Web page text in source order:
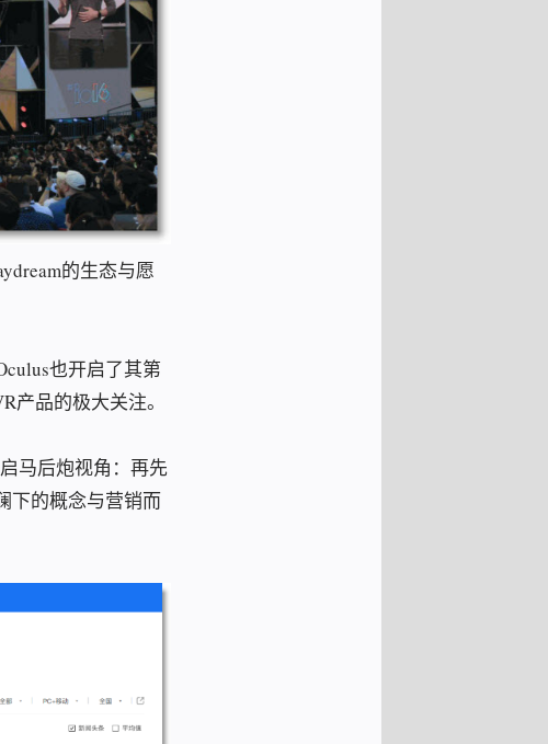
的生态与愿
也开启了其第
产品的极大关注。
马后炮视角：再先
下的概念与营销而